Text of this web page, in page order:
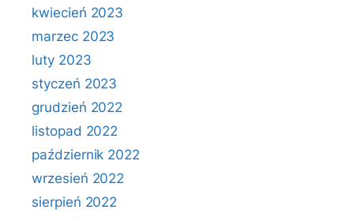
kwiecień 2023
marzec 2023
luty 2023
styczeń 2023
grudzień 2022
listopad 2022
październik 2022
wrzesień 2022
sierpień 2022